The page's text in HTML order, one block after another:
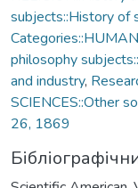
subjects::History of
philosophy
and industry,
SCIENCES::Other
26, 1869